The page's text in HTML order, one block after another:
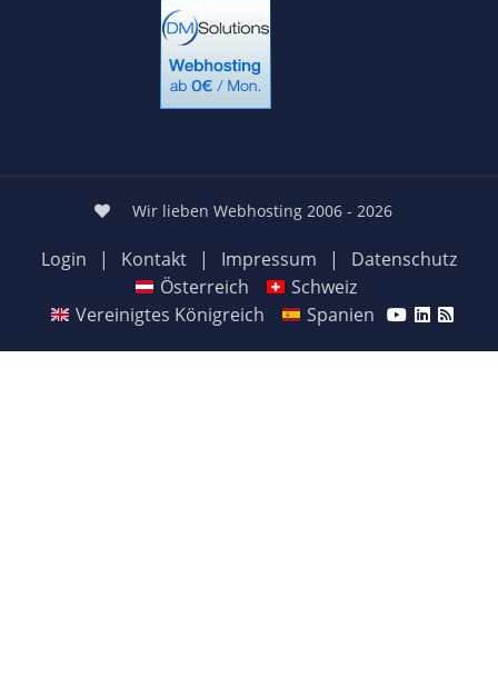
Wir lieben Webhosting 2006 - 2026
Login | Kontakt | Impressum |
Datenschutz
Österreich
Schweiz
Vereinigtes Königreich
Spanien